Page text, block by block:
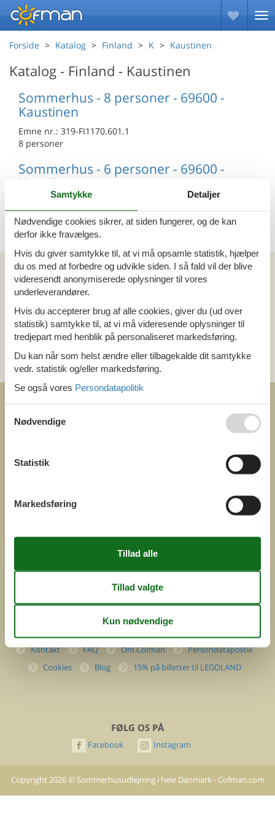
Forside Katalog Finland K Kaustinen
Katalog - Finland - Kaustinen
Sommerhus - 8 personer - 69600 -
Kaustinen
Emne nr.: 319-FI1170.601.1
8 personer
Sommerhus - 6 personer - 69600 -
Kaustinen
319-FI1170.602.1
6 personer
Kan vi hjælpe?
Man. - fre. 10.00-16.00
Send en e-mail
og få et hurtigt svar, alle dage
Momsnr.: DK26347688
(+45) 7877 0427
Kontakt FAQ Om Cofman
Persondatapolitik
Cookies
Blog 15% på billetter til LEGOLAND
FØLG OS PÅ
Facebook Instagram
Copyright 2026© Sommerhusudlejning i hele Danmark - Cofman.com
Samtykke Detaljer
Nødvendige cookies sikrer, at siden fungerer, og de kan
derfor ikke fravælges.
Hvis du giver samtykke til, at vi må opsamle statistik, hjælper
du os med at forbedre og udvikle siden. I så fald vil der blive
videresendt anonymiserede oplysninger til vores
underleverandører.
Hvis du accepterer brug af alle cookies, giver du (ud over
statistik) samtykke til, at vi må videresende oplysninger til
tredjepart med henblik på personaliseret markedsføring.
Du kan når som helst ændre eller tilbagekalde dit samtykke
vedr. statistik og/eller markedsføring.
Se også vores Persondatapolitik
Nødvendige
Statistik
Markedsføring